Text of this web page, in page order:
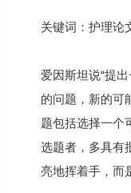
关键词：护理论
爱因斯坦说“提
的问题，新的可
题包括选择一个
选题者，多具有
亮地挥着手，而